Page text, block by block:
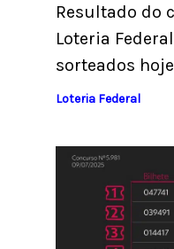
Resultado do
Loteria
sorteados hoje
Loteria Federal